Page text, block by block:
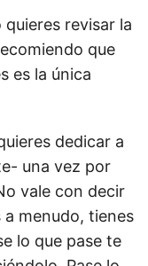
revisar la
que
es la única
dedicar a
una vez por
vale con decir
menudo, tienes
lo que pase te